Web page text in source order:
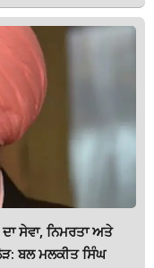
ਸੇਵਾ, ਨਿਮਰਤਾ ਅਤੇ
ਬਲ ਮਲਕੀਤ ਸਿੰਘ